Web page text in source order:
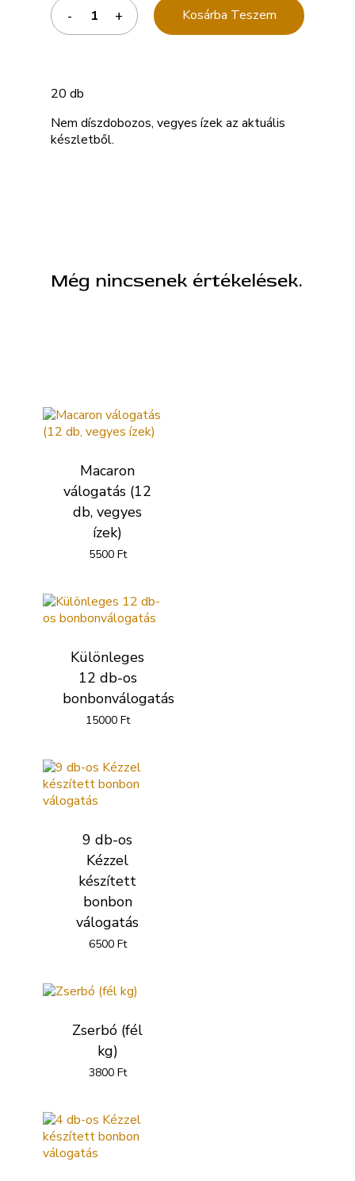
Kosárba Teszem
20 db
Nem díszdobozos, vegyes ízek az aktuális
készletből.
Még nincsenek értékelések.
Macaron
válogatás (12
db, vegyes
ízek)
5500 Ft
Különleges
12 db-os
bonbonválogatás
15000 Ft
9 db-os
Kézzel
készített
bonbon
válogatás
6500 Ft
Zserbó (fél
kg)
3800 Ft